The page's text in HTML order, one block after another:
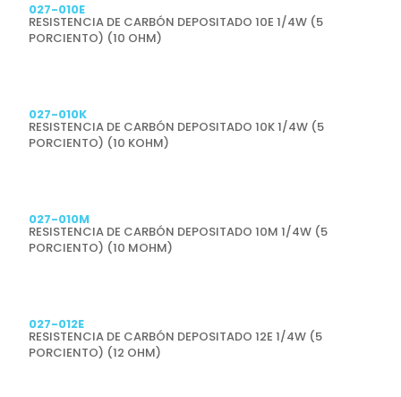
027-010E
RESISTENCIA DE CARBÓN DEPOSITADO 10E 1/4W (5
PORCIENTO) (10 OHM)
027-010K
RESISTENCIA DE CARBÓN DEPOSITADO 10K 1/4W (5
PORCIENTO) (10 KOHM)
027-010M
RESISTENCIA DE CARBÓN DEPOSITADO 10M 1/4W (5
PORCIENTO) (10 MOHM)
027-012E
RESISTENCIA DE CARBÓN DEPOSITADO 12E 1/4W (5
PORCIENTO) (12 OHM)